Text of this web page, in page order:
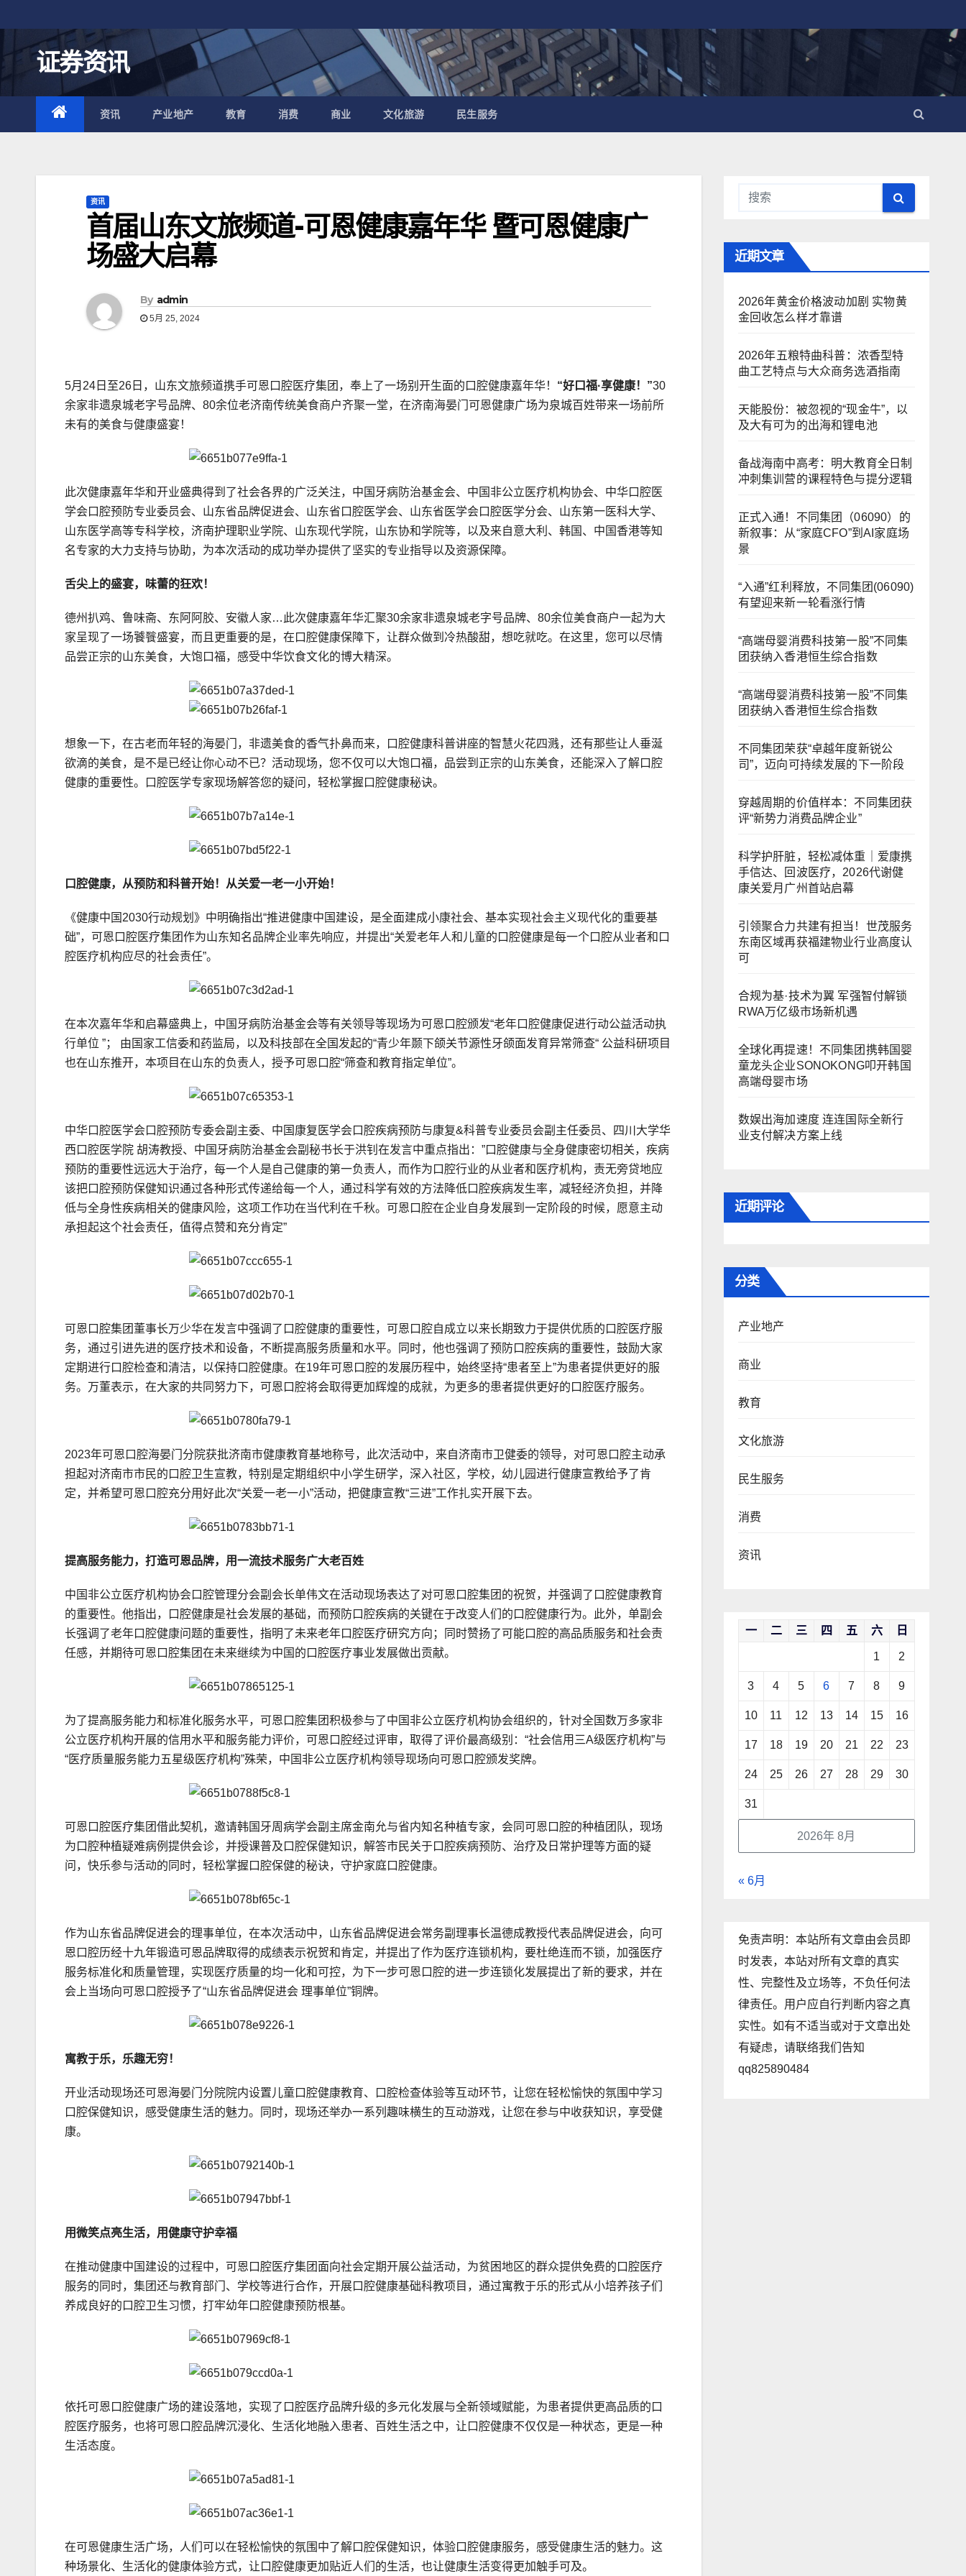
至
内
容
证券资讯
资讯 产业地产 教育 消费 商业 文化旅游 民生服务
资讯
首届山东文旅频道-可恩健康嘉年华 暨可恩健康广
场盛大启幕
By admin
5月 25, 2024
5月24日至26日，山东文旅频道携手可恩口腔医疗集团，奉上了一场别开生面的口腔健康嘉年华！ “好口福·享健康！”30
余家非遗泉城老字号品牌、80余位老济南传统美食商户齐聚一堂，在济南海晏门可恩健康广场为泉城百姓带来一场前所
未有的美食与健康盛宴！
此次健康嘉年华和开业盛典得到了社会各界的广泛关注，中国牙病防治基金会、中国非公立医疗机构协会、中华口腔医
学会口腔预防专业委员会、山东省品牌促进会、山东省口腔医学会、山东省医学会口腔医学分会、山东第一医科大学、
山东医学高等专科学校，济南护理职业学院、山东现代学院，山东协和学院等，以及来自意大利、韩国、中国香港等知
名专家的大力支持与协助，为本次活动的成功举办提供了坚实的专业指导以及资源保障。
舌尖上的盛宴，味蕾的狂欢！
德州扒鸡、鲁味斋、东阿阿胶、安徽人家…此次健康嘉年华汇聚30余家非遗泉城老字号品牌、80余位美食商户一起为大
家呈现了一场饕餮盛宴，而且更重要的是，在口腔健康保障下，让群众做到冷热酸甜，想吃就吃。在这里，您可以尽情
品尝正宗的山东美食，大饱口福，感受中华饮食文化的博大精深。
想象一下，在古老而年轻的海晏门，非遗美食的香气扑鼻而来，口腔健康科普讲座的智慧火花四溅，还有那些让人垂涎
欲滴的美食，是不是已经让你心动不已？活动现场，您不仅可以大饱口福，品尝到正宗的山东美食，还能深入了解口腔
健康的重要性。口腔医学专家现场解答您的疑问，轻松掌握口腔健康秘诀。
口腔健康，从预防和科普开始！从关爱一老一小开始！
《健康中国2030行动规划》中明确指出“推进健康中国建设，是全面建成小康社会、基本实现社会主义现代化的重要基
础”，可恩口腔医疗集团作为山东知名品牌企业率先响应，并提出“关爱老年人和儿童的口腔健康是每一个口腔从业者和口
腔医疗机构应尽的社会责任”。
在本次嘉年华和启幕盛典上，中国牙病防治基金会等有关领导等现场为可恩口腔颁发“老年口腔健康促进行动公益活动执
行单位 ”； 由国家工信委和药监局，以及科技部在全国发起的“青少年颞下颌关节源性牙颌面发育异常筛查“ 公益科研项目
也在山东推开，本项目在山东的负责人，授予可恩口腔“筛查和教育指定单位”。
中华口腔医学会口腔预防专委会副主委、中国康复医学会口腔疾病预防与康复&科普专业委员会副主任委员、四川大学华
西口腔医学院 胡涛教授、中国牙病防治基金会副秘书长于洪钊在发言中重点指出：”口腔健康与全身健康密切相关，疾病
预防的重要性远远大于治疗，每一个人是自己健康的第一负责人，而作为口腔行业的从业者和医疗机构，责无旁贷地应
该把口腔预防保健知识通过各种形式传递给每一个人，通过科学有效的方法降低口腔疾病发生率，减轻经济负担，并降
低与全身性疾病相关的健康风险，这项工作功在当代利在千秋。可恩口腔在企业自身发展到一定阶段的时候，愿意主动
承担起这个社会责任，值得点赞和充分肯定”
可恩口腔集团董事长万少华在发言中强调了口腔健康的重要性，可恩口腔自成立以来长期致力于提供优质的口腔医疗服
务，通过引进先进的医疗技术和设备，不断提高服务质量和水平。同时，他也强调了预防口腔疾病的重要性，鼓励大家
定期进行口腔检查和清洁，以保持口腔健康。在19年可恩口腔的发展历程中，始终坚持“患者至上”为患者提供更好的服
务。万董表示，在大家的共同努力下，可恩口腔将会取得更加辉煌的成就，为更多的患者提供更好的口腔医疗服务。
2023年可恩口腔海晏门分院获批济南市健康教育基地称号，此次活动中，来自济南市卫健委的领导，对可恩口腔主动承
担起对济南市市民的口腔卫生宣教，特别是定期组织中小学生研学，深入社区，学校，幼儿园进行健康宣教给予了肯
定，并希望可恩口腔充分用好此次“关爱一老一小”活动，把健康宣教“三进”工作扎实开展下去。
提高服务能力，打造可恩品牌，用一流技术服务广大老百姓
中国非公立医疗机构协会口腔管理分会副会长单伟文在活动现场表达了对可恩口腔集团的祝贺，并强调了口腔健康教育
的重要性。他指出，口腔健康是社会发展的基础，而预防口腔疾病的关键在于改变人们的口腔健康行为。此外，单副会
长强调了老年口腔健康问题的重要性，指明了未来老年口腔医疗研究方向；同时赞扬了可能口腔的高品质服务和社会责
任感，并期待可恩口腔集团在未来继续为中国的口腔医疗事业发展做出贡献。
为了提高服务能力和标准化服务水平，可恩口腔集团积极参与了中国非公立医疗机构协会组织的，针对全国数万多家非
公立医疗机构开展的信用水平和服务能力评价，可恩口腔经过评审，取得了评价最高级别：“社会信用三A级医疗机构”与
“医疗质量服务能力五星级医疗机构”殊荣，中国非公立医疗机构领导现场向可恩口腔颁发奖牌。
可恩口腔医疗集团借此契机，邀请韩国牙周病学会副主席金南允与省内知名种植专家，会同可恩口腔的种植团队，现场
为口腔种植疑难病例提供会诊，并授课普及口腔保健知识，解答市民关于口腔疾病预防、治疗及日常护理等方面的疑
问，快乐参与活动的同时，轻松掌握口腔保健的秘诀，守护家庭口腔健康。
作为山东省品牌促进会的理事单位，在本次活动中，山东省品牌促进会常务副理事长温德成教授代表品牌促进会，向可
恩口腔历经十九年锻造可恩品牌取得的成绩表示祝贺和肯定，并提出了作为医疗连锁机构，要杜绝连而不锁，加强医疗
服务标准化和质量管理，实现医疗质量的均一化和可控，为下一步可恩口腔的进一步连锁化发展提出了新的要求，并在
会上当场向可恩口腔授予了“山东省品牌促进会 理事单位”铜牌。
寓教于乐，乐趣无穷！
开业活动现场还可恩海晏门分院院内设置儿童口腔健康教育、口腔检查体验等互动环节，让您在轻松愉快的氛围中学习
口腔保健知识，感受健康生活的魅力。同时，现场还举办一系列趣味横生的互动游戏，让您在参与中收获知识，享受健
康。
用微笑点亮生活，用健康守护幸福
在推动健康中国建设的过程中，可恩口腔医疗集团面向社会定期开展公益活动，为贫困地区的群众提供免费的口腔医疗
服务的同时，集团还与教育部门、学校等进行合作，开展口腔健康基础科教项目，通过寓教于乐的形式从小培养孩子们
养成良好的口腔卫生习惯，打牢幼年口腔健康预防根基。
依托可恩口腔健康广场的建设落地，实现了口腔医疗品牌升级的多元化发展与全新领域赋能，为患者提供更高品质的口
腔医疗服务，也将可恩口腔品牌沉浸化、生活化地融入患者、百姓生活之中，让口腔健康不仅仅是一种状态，更是一种
生活态度。
在可恩健康生活广场，人们可以在轻松愉快的氛围中了解口腔保健知识，体验口腔健康服务，感受健康生活的魅力。这
种场景化、生活化的健康体验方式，让口腔健康更加贴近人们的生活，也让健康生活变得更加触手可及。
近期文章
2026年黄金价格波动加剧 实物黄
金回收怎么样才靠谱
2026年五粮特曲科普：浓香型特
曲工艺特点与大众商务选酒指南
天能股份：被忽视的“现金牛”，以
及大有可为的出海和锂电池
备战海南中高考：明大教育全日制
冲刺集训营的课程特色与提分逻辑
正式入通！不同集团（06090）的
新叙事：从“家庭CFO”到AI家庭场
景
“入通”红利释放，不同集团(06090)
有望迎来新一轮看涨行情
“高端母婴消费科技第一股”不同集
团获纳入香港恒生综合指数
“高端母婴消费科技第一股”不同集
团获纳入香港恒生综合指数
不同集团荣获“卓越年度新锐公
司”，迈向可持续发展的下一阶段
穿越周期的价值样本：不同集团获
评“新势力消费品牌企业”
科学护肝脏，轻松减体重｜爱康携
手信达、回波医疗，2026代谢健
康关爱月广州首站启幕
引领聚合力共建有担当！世茂服务
东南区域再获福建物业行业高度认
可
合规为基·技术为翼 军强智付解锁
RWA万亿级市场新机遇
全球化再提速！不同集团携韩国婴
童龙头企业SONOKONG叩开韩国
高端母婴市场
数娱出海加速度 连连国际全新行
业支付解决方案上线
近期评论
分类
产业地产
商业
教育
文化旅游
民生服务
消费
资讯
2026年 8月
一 二 三 四 五 六 日
1 2
3 4 5 6 7 8 9
10 11 12 13 14 15 16
17 18 19 20 21 22 23
24 25 26 27 28 29 30
31
« 6月
免责声明：本站所有文章由会员即
时发表，本站对所有文章的真实
性、完整性及立场等，不负任何法
律责任。用户应自行判断内容之真
实性。如有不适当或对于文章出处
有疑虑，请联络我们告知
qq825890484